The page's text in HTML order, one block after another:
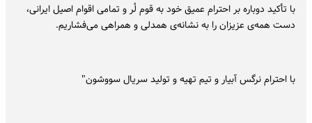
با تأکید دوباره بر احترام عمیق خود به قوم لُر و تمامی اقوام اصیل ایرانی،
دست همه‌ی عزیزان را به نشانه‌ی همدلی و همراهی می‌فشاریم.
با احترام نرگس آبیار و تیم تهیه و تولید سریال سووشون"